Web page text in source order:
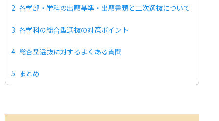
2 各学部・学科の出願基準・出願書類と二次選抜について
3 各学科の総合型選抜の対策ポイント
4 総合型選抜に対するよくある質問
5 まとめ